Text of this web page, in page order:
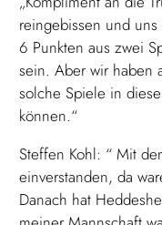
reingebissen und
6 Punkten aus zwei
sein. Aber wir haben
solche Spiele in
können.“
Steffen Kohl: “ Mit
einverstanden, da
Danach hat